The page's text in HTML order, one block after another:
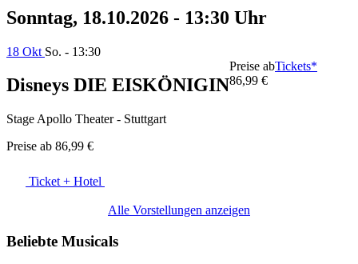
Sonntag, 18.10.2026 - 13:30 Uhr
18 Okt So. - 13:30
Disneys DIE EISKÖNIGIN
Stage Apollo Theater - Stuttgart
Preise ab 86,99 €
Preise ab
86,99 €
Tickets*
Ticket + Hotel
Alle Vorstellungen anzeigen
Beliebte Musicals